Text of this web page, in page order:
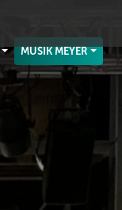
MUSIK MEYER